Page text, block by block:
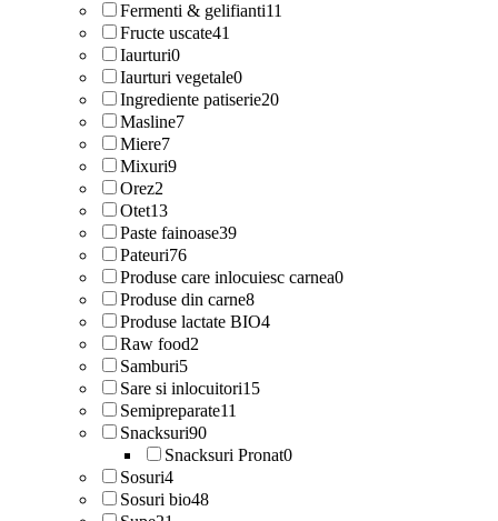
Fermenti & gelifianti11
Fructe uscate41
Iaurturi0
Iaurturi vegetale0
Ingrediente patiserie20
Masline7
Miere7
Mixuri9
Orez2
Otet13
Paste fainoase39
Pateuri76
Produse care inlocuiesc carnea0
Produse din carne8
Produse lactate BIO4
Raw food2
Samburi5
Sare si inlocuitori15
Semipreparate11
Snacksuri90
Snacksuri Pronat0
Sosuri4
Sosuri bio48